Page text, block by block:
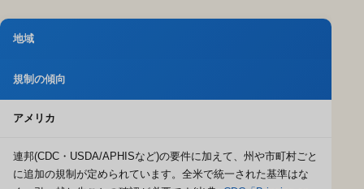
地域
規制の傾向
アメリカ
連邦(CDC・USDA/APHISなど)の要件に加えて、州や市町村ごと
に追加の規制が定められています。全米で統一された基準はな